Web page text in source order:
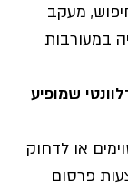
מעקב
במעורבות
שמופיע
או לדחוק
פרסום